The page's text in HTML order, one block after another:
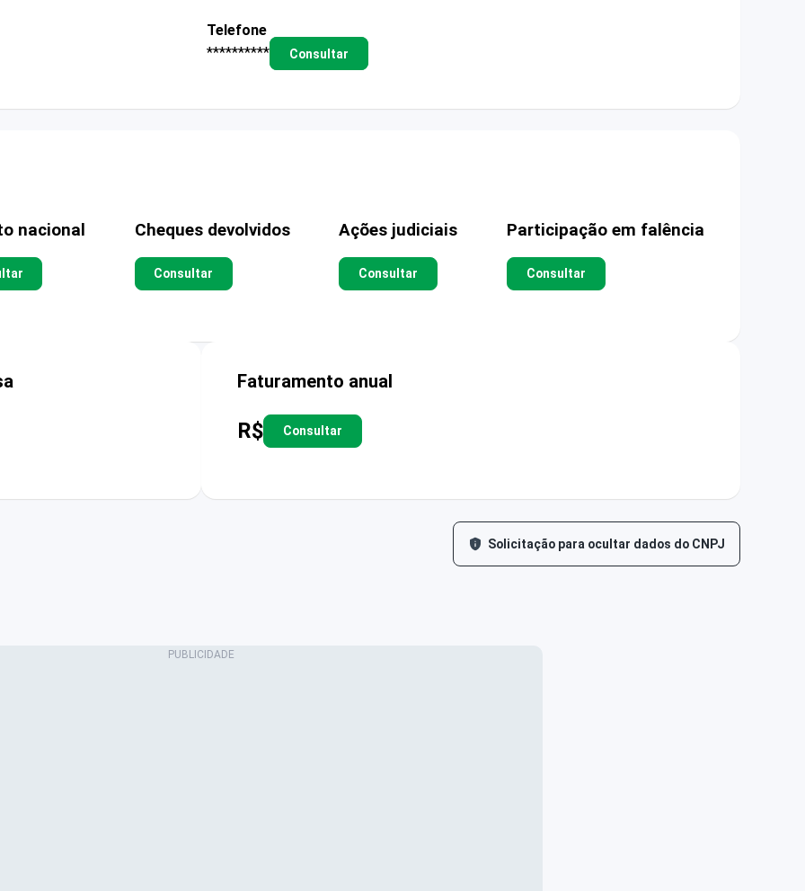
Telefone
**********
Consultar
nacional Cheques devolvidos
Consultar
Ações judiciais
Consultar
Participação em falência
Consultar
Faturamento anual
R$ Consultar
Solicitação para ocultar dados do CNPJ